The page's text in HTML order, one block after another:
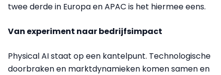
twee derde in Europa en APAC is het hiermee eens.
Van experiment naar bedrijfsimpact
Physical AI staat op een kantelpunt. Technologische
doorbraken en marktdynamieken komen samen en